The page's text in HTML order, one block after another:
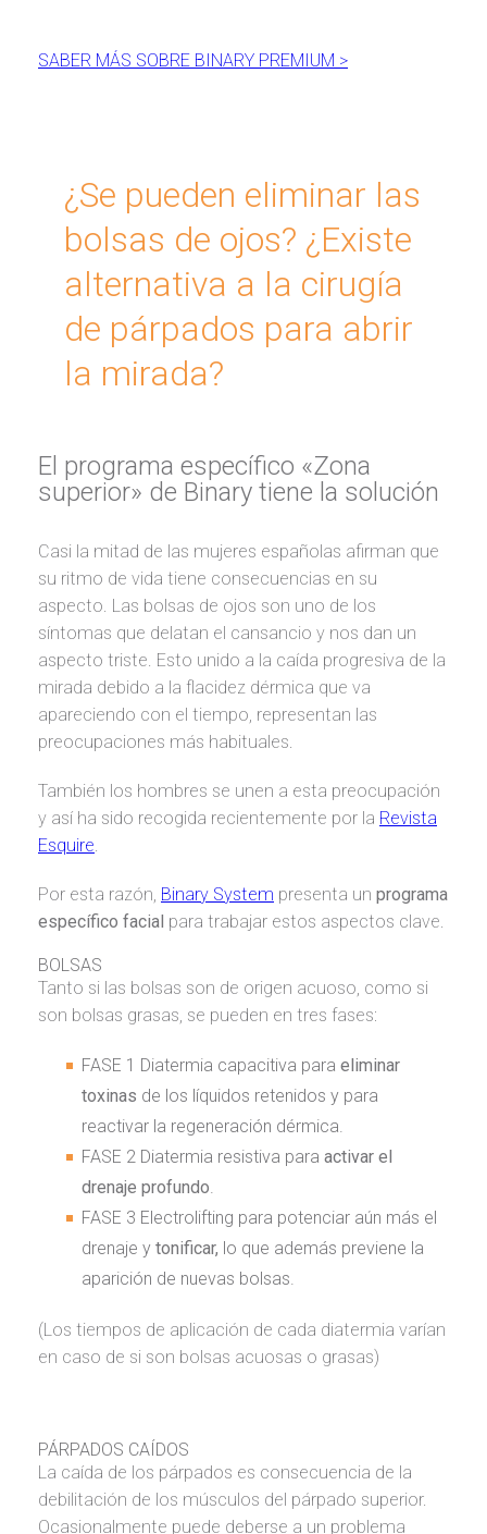
SABER MÁS SOBRE BINARY PREMIUM >
¿Se pueden eliminar las
bolsas de ojos? ¿Existe
alternativa a la cirugía
de párpados para abrir
la mirada?
El programa específico «Zona
superior» de Binary tiene la solución
Casi la mitad de las mujeres españolas afirman que
su ritmo de vida tiene consecuencias en su
aspecto. Las bolsas de ojos son uno de los
síntomas que delatan el cansancio y nos dan un
aspecto triste. Esto unido a la caída progresiva de la
mirada debido a la flacidez dérmica que va
apareciendo con el tiempo, representan las
preocupaciones más habituales.
También los hombres se unen a esta preocupación
y así ha sido recogida recientemente por la Revista
Esquire.
Por esta razón, Binary System presenta un programa
específico facial para trabajar estos aspectos clave.
BOLSAS
Tanto si las bolsas son de origen acuoso, como si
son bolsas grasas, se pueden en tres fases:
FASE 1 Diatermia capacitiva para eliminar
toxinas de los líquidos retenidos y para
reactivar la regeneración dérmica.
FASE 2 Diatermia resistiva para activar el
drenaje profundo.
FASE 3 Electrolifting para potenciar aún más el
drenaje y tonificar, lo que además previene la
aparición de nuevas bolsas.
(Los tiempos de aplicación de cada diatermia varían
en caso de si son bolsas acuosas o grasas)
PÁRPADOS CAÍDOS
La caída de los párpados es consecuencia de la
debilitación de los músculos del párpado superior.
Ocasionalmente puede deberse a un problema